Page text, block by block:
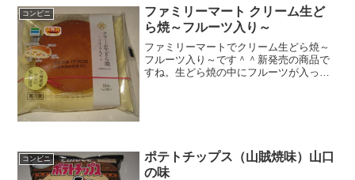
コンビニ
ファミリーマート クリーム生ど
ら焼～フルーツ入り～
ファミリーマートでクリーム生どら焼～
フルーツ入り～です＾＾新発売の商品で
すね。生どら焼の中にフルーツが入って
コンビニ
ポテトチップス（山賊焼味）山口
の味